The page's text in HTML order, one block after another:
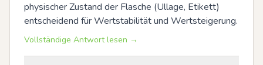
physischer Zustand der Flasche (Ullage, Etikett)
entscheidend für Wertstabilität und Wertsteigerung.
Vollständige Antwort lesen →